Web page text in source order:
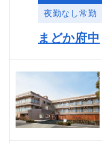
夜勤なし常勤
まどか府中